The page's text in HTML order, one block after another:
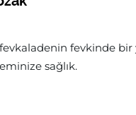
fevkinde bir
sağlık.